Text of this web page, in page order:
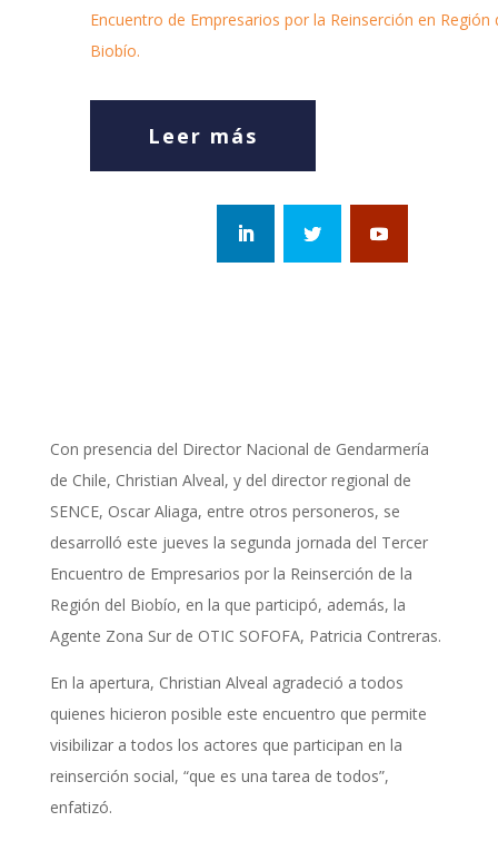
Encuentro de Empresarios por la Reinserción en Región
Biobío.
Leer más
Con presencia del Director Nacional de Gendarmería
de Chile, Christian Alveal, y del director regional de
SENCE, Oscar Aliaga, entre otros personeros, se
desarrolló este jueves la segunda jornada del Tercer
Encuentro de Empresarios por la Reinserción de la
Región del Biobío, en la que participó, además, la
Agente Zona Sur de OTIC SOFOFA, Patricia Contreras.
En la apertura, Christian Alveal agradeció a todos
quienes hicieron posible este encuentro que permite
visibilizar a todos los actores que participan en la
reinserción social, “que es una tarea de todos”,
enfatizó.